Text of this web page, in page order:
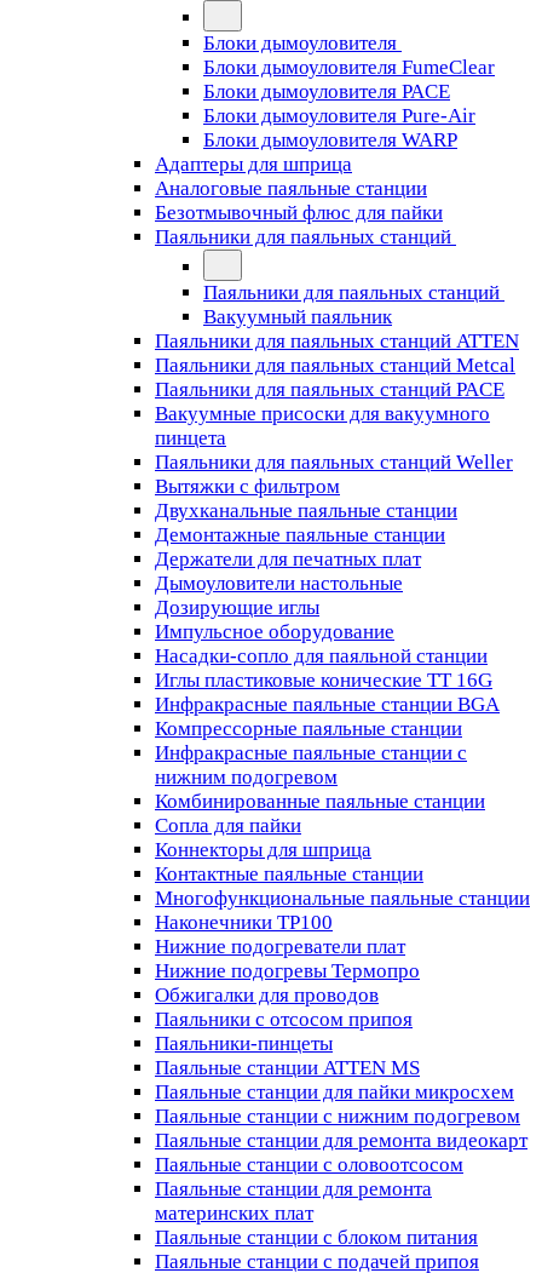
Блоки дымоуловителя
Блоки дымоуловителя FumeClear
Блоки дымоуловителя PACE
Блоки дымоуловителя Pure-Air
Блоки дымоуловителя WARP
Адаптеры для шприца
Аналоговые паяльные станции
Безотмывочный флюс для пайки
Паяльники для паяльных станций
Паяльники для паяльных станций
Вакуумный паяльник
Паяльники для паяльных станций ATTEN
Паяльники для паяльных станций Metcal
Паяльники для паяльных станций PACE
Вакуумные присоски для вакуумного
пинцета
Паяльники для паяльных станций Weller
Вытяжки с фильтром
Двухканальные паяльные станции
Демонтажные паяльные станции
Держатели для печатных плат
Дымоуловители настольные
Дозирующие иглы
Импульсное оборудование
Насадки-сопло для паяльной станции
Иглы пластиковые конические TT 16G
Инфракрасные паяльные станции BGA
Компрессорные паяльные станции
Инфракрасные паяльные станции с
нижним подогревом
Комбинированные паяльные станции
Сопла для пайки
Коннекторы для шприца
Контактные паяльные станции
Многофункциональные паяльные станции
Наконечники TP100
Нижние подогреватели плат
Нижние подогревы Термопро
Обжигалки для проводов
Паяльники с отсосом припоя
Паяльники-пинцеты
Паяльные станции ATTEN MS
Паяльные станции для пайки микросхем
Паяльные станции с нижним подогревом
Паяльные станции для ремонта видеокарт
Паяльные станции с оловоотсосом
Паяльные станции для ремонта
материнских плат
Паяльные станции с блоком питания
Паяльные станции с подачей припоя